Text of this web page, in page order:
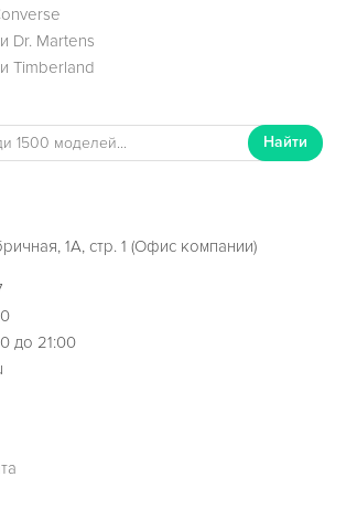
Dr. Martens
Timberland
Найти
1А, стр. 1 (Офис компании)
до 21:00